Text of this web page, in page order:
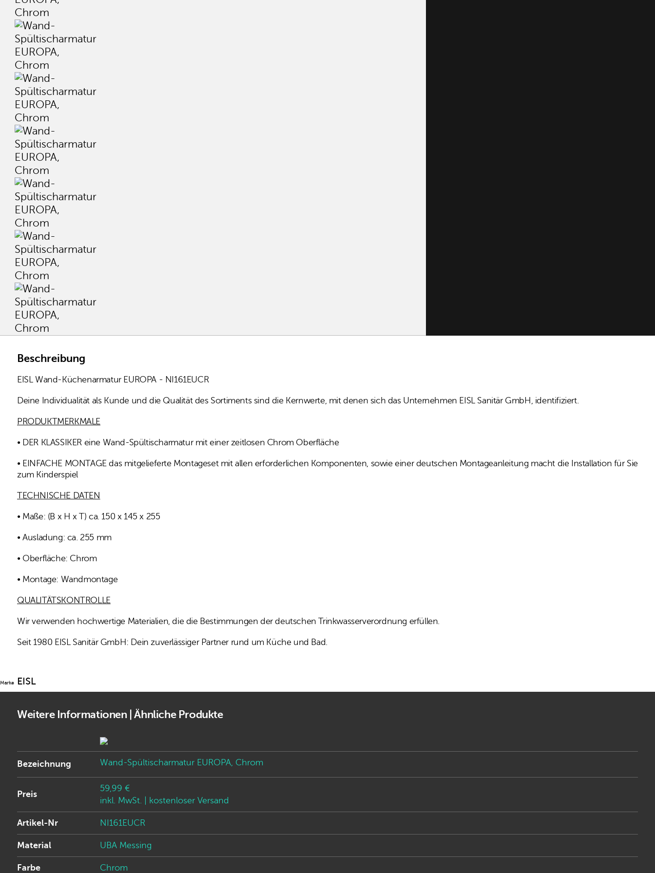
Beschreibung
EISL Wand-Küchenarmatur EUROPA - NI161EUCR
Deine Individualität als Kunde und die Qualität des Sortiments sind die Kernwerte, mit denen sich das Unternehmen EISL Sanitär GmbH, identifiziert.
PRODUKTMERKMALE
• DER KLASSIKER eine Wand-Spültischarmatur mit einer zeitlosen Chrom Oberfläche
• EINFACHE MONTAGE das mitgelieferte Montageset mit allen erforderlichen Komponenten, sowie einer deutschen Montageanleitung macht die Installation für Sie
zum Kinderspiel
TECHNISCHE DATEN
• Maße: (B x H x T) ca. 150 x 145 x 255
• Ausladung: ca. 255 mm
• Oberfläche: Chrom
• Montage: Wandmontage
QUALITÄTSKONTROLLE
Wir verwenden hochwertige Materialien, die die Bestimmungen der deutschen Trinkwasserverordnung erfüllen.
Seit 1980 EISL Sanitär GmbH: Dein zuverlässiger Partner rund um Küche und Bad.
Marke EISL
Weitere Informationen | Ähnliche Produkte
Bezeichnung Wand-Spültischarmatur EUROPA, Chrom
Preis
59,99 €
inkl. MwSt.
| kostenloser Versand
Artikel-Nr NI161EUCR
Material UBA Messing
Farbe Chrom